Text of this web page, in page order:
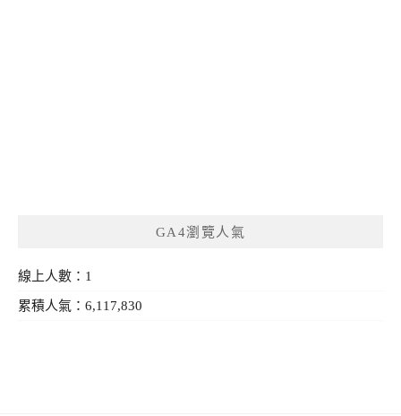
GA4瀏覽人氣
線上人數：1
累積人氣：6,117,830